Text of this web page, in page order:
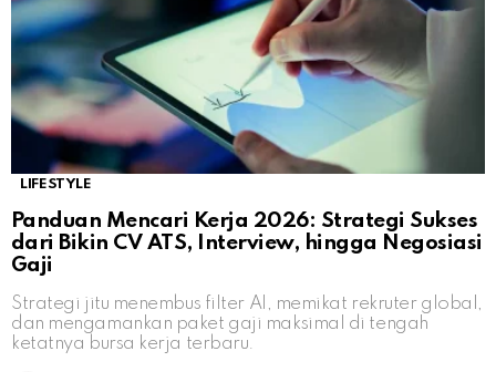
LIFESTYLE
Panduan Mencari Kerja 2026: Strategi Sukses
dari Bikin CV ATS, Interview, hingga Negosiasi
Gaji
Strategi jitu menembus filter AI, memikat rekruter global,
dan mengamankan paket gaji maksimal di tengah
ketatnya bursa kerja terbaru.